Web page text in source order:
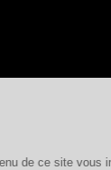
de ce site